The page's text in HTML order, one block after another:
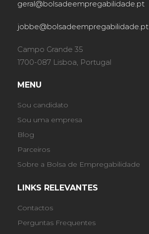
geral@bolsadeempregabilidade.pt
jobbe@bolsadeempregabilidade.pt
Campo Grande 35
1700-087 Lisboa, Portugal
MENU
Sou candidato
Sou uma empresa
Blog
Parceiros
Sobre a Bolsa de Empregabilidade
LINKS RELEVANTES
Contactos
Perguntas Frequentes